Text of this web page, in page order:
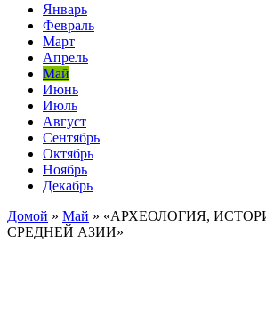
Январь
Февраль
Март
Апрель
Май
Июнь
Июль
Август
Сентябрь
Октябрь
Ноябрь
Декабрь
Домой » Май » «АРХЕОЛОГИЯ,
СРЕДНЕЙ АЗИИ»